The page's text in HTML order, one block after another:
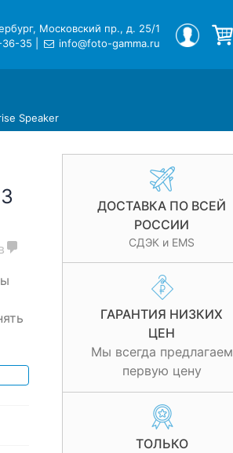
Московский пр., д. 25/1
36-35
info@foto-gamma.ru
МОЙ ПРОФИЛЬ
Speaker
ДОСТАВКА ПО ВСЕЙ
РОССИИ
СДЭК и EMS
ГАРАНТИЯ НИЗКИХ
ЦЕН
Мы всегда предлагаем
первую цену
ТОЛЬКО